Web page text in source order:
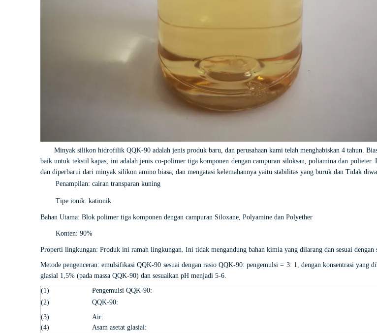
Minyak silikon hidrofilik QQK-90 adalah jenis produk baru, dan perusahaan kami telah menghabiskan 4 tahun.
baik untuk tekstil kapas, ini adalah jenis co-polimer tiga komponen dengan campuran siloksan, poliamina dan
dan diperbarui dari minyak silikon amino biasa, dan mengatasi kelemahannya yaitu stabilitas yang buruk dan Tidak
Penampilan: cairan transparan kuning
Tipe ionik: kationik
Bahan Utama: Blok polimer tiga komponen dengan campuran Siloxane, Polyamine dan Polyether
Konten: 90%
Properti lingkungan: Produk ini ramah lingkungan. Ini tidak mengandung bahan kimia yang dilarang dan sesuai dengan
Metode pengenceran: emulsifikasi QQK-90 sesuai dengan rasio QQK-90: ​​pengemulsi = 3: 1, dengan konsentrasi yang
glasial 1,5% (pada massa QQK-90) dan sesuaikan pH menjadi 5-6.
(1)
Pengemulsi QQK-90:
(2)
QQK-90:
(3)
Air:
(4)
Asam asetat glasial: